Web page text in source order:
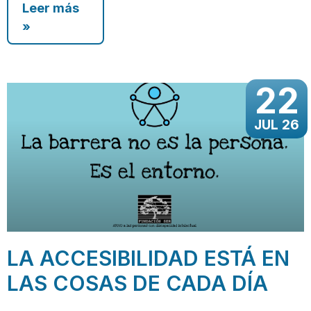
Leer más
»
22
JUL 26
LA ACCESIBILIDAD ESTÁ EN
LAS COSAS DE CADA DÍA